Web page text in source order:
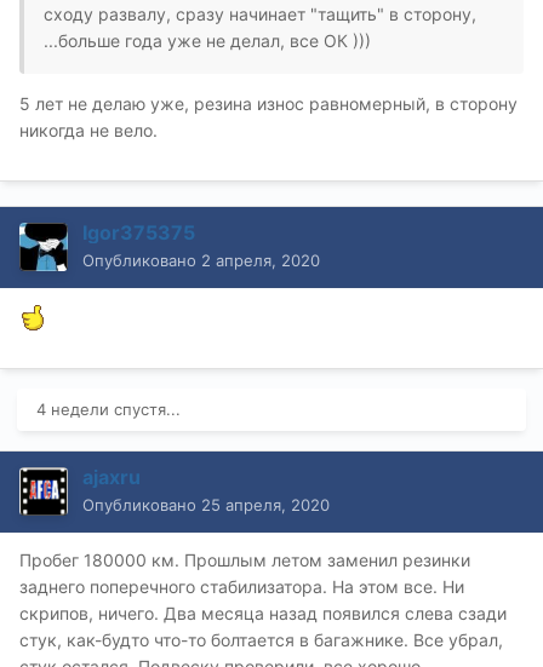
сходу развалу, сразу начинает "тащить" в сторону,
...больше года уже не делал, все ОК )))
5 лет не делаю уже, резина износ равномерный, в сторону
никогда не вело.
Igor375375
Опубликовано 2 апреля, 2020
4 недели спустя...
ajaxru
Опубликовано 25 апреля, 2020
Пробег 180000 км. Прошлым летом заменил резинки
заднего поперечного стабилизатора. На этом все. Ни
скрипов, ничего. Два месяца назад появился слева сзади
стук, как-будто что-то болтается в багажнике. Все убрал,